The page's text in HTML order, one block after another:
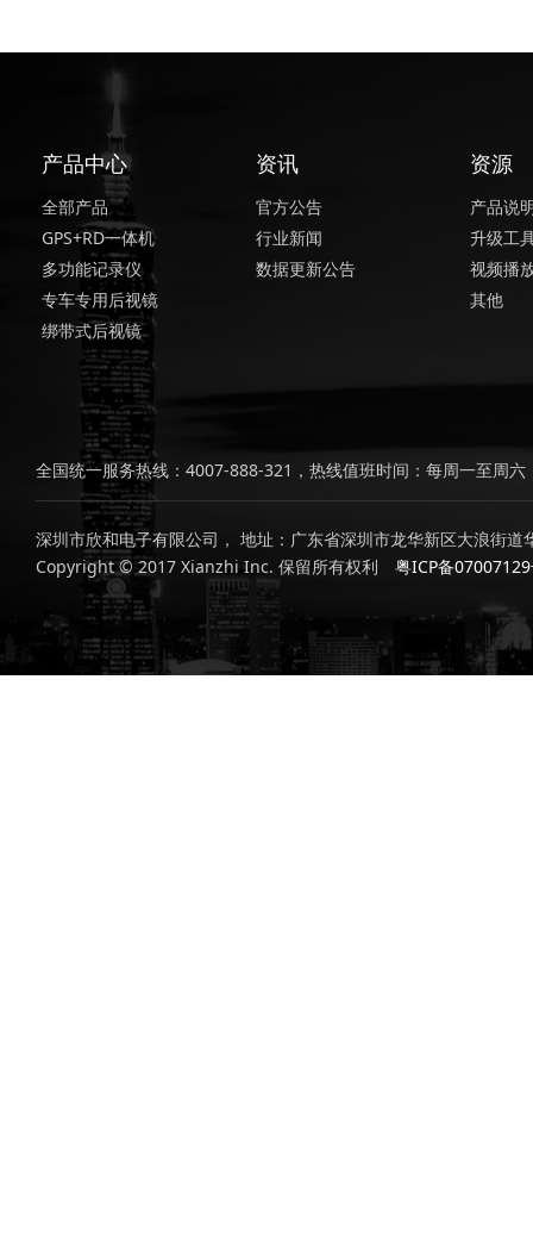
产品中心
全部产品
GPS+RD一体机
多功能记录仪
专车专用后视镜
绑带式后视镜
资讯
官方公告
行业新闻
数据更新公告
资源
产品说
升级工
视频播
其他
全国统一服务热线：4007-888-321，热线值班时间：每周一至周
深圳市欣和电子有限公司， 地址：广东省深圳市龙华新区大浪街
Copyright © 2017 Xianzhi Inc. 保留所有权利
粤ICP备